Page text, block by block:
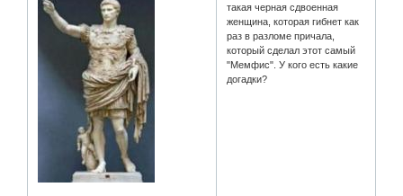
такая черная сдвоенная
женщина, которая гибнет как
раз в разломе причала,
который сделал этот самый
"Мемфис". У кого есть какие
догадки?